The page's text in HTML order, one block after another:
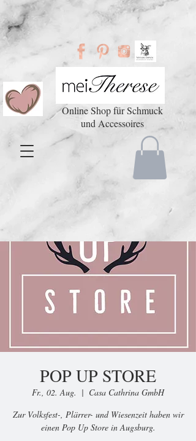
Online Shop für Schmuck
und Accessoires
POP UP STORE
Fr., 02. Aug.
  |
Casa Cathrina GmbH
Zur Volksfest-, Plärrer- und Wiesenzeit haben wir
einen Pop Up Store in Augsburg.